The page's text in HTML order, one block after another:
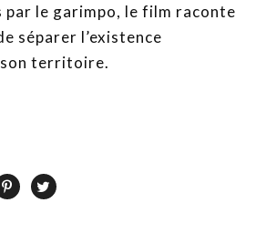
par le garimpo, le film raconte
séparer l’existence
territoire.